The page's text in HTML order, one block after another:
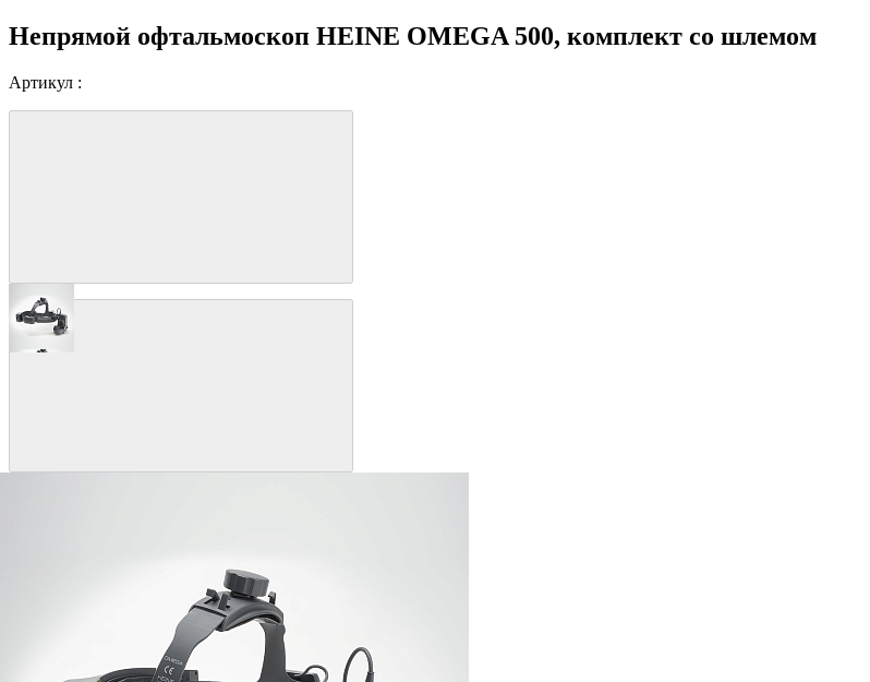
Непрямой офтальмоскоп HEINE OMEGA 500, комплект со шлемом
Артикул :